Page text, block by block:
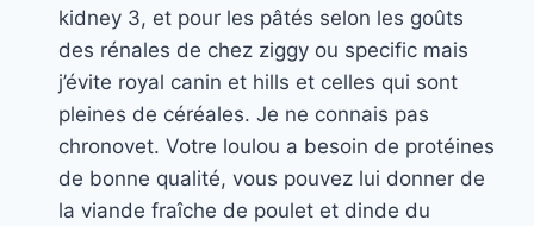
kidney 3, et pour les pâtés selon les goûts
des rénales de chez ziggy ou specific mais
j’évite royal canin et hills et celles qui sont
pleines de céréales. Je ne connais pas
chronovet. Votre loulou a besoin de protéines
de bonne qualité, vous pouvez lui donner de
la viande fraîche de poulet et dinde du